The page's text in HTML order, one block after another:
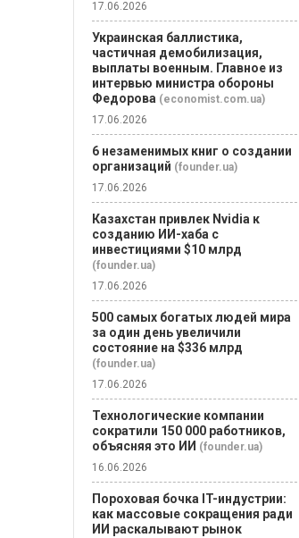
17.06.2026
Украинская баллистика,
частичная демобилизация,
выплаты военным. Главное из
интервью министра обороны
Федорова (economist.com.ua)
17.06.2026
6 незаменимых книг о создании
организаций (founder.ua)
17.06.2026
Казахстан привлек Nvidia к
созданию ИИ-хаба с
инвестициями $10 млрд
(founder.ua)
17.06.2026
500 самых богатых людей мира
за один день увеличили
состояние на $336 млрд
(founder.ua)
17.06.2026
Технологические компании
сократили 150 000 работников,
объясняя это ИИ (founder.ua)
16.06.2026
Пороховая бочка IT-индустрии:
как массовые сокращения ради
ИИ раскалывают рынок